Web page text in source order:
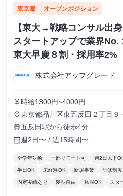
東京都 オープンポジション
【東大→戦略コンサル出
スタートアップで業界No.
東大早慶８割・採用率2%
株式会社アップグレード
currency_yen 時給1300円~4000円
place東京都品川区東五反田２丁目９
田５階
train 五反田駅から徒歩4分
calendar_today週2日〜 / 週15時間〜
全学年対象 一部リモート可 週2日以下
半日OK 未経験OK 新規事業 研修制度
内定実績あり 髪型自由 私服OK スタ